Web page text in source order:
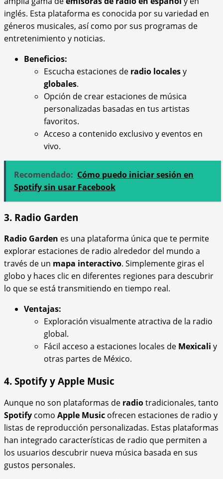
inglés. Esta plataforma es conocida por su variedad en
géneros musicales, así como por sus programas de
entretenimiento y noticias.
Beneficios:
Escucha estaciones de radio localesy
globales.
Opción de crear estaciones de música
personalizadas basadas en tus artistas
favoritos.
Acceso a contenido exclusivo y eventos en
vivo.
Recomendado: Cómo puedo iniciar sesión en
Spotify sin usar Facebook
3. Radio Garden
Radio Garden es una plataforma única que te permite
explorar estaciones de radio alrededor del mundo a
través de un mapa interactivo. Simplemente giras el
globo y haces clic en diferentes regiones para descubrir
lo que se está transmitiendo en tiempo real.
Ventajas:
Exploración visualmente atractiva de la radio
global.
Fácil acceso a estaciones locales de Mexicali y
otras partes de México.
4. Spotify y Apple Music
Aunque no son plataformas de radiotradicionales, tanto
Spotify como Apple Music ofrecen estaciones de radio y
listas de reproducción personalizadas. Estas plataformas
han integrado características de radio que permiten a
los usuarios descubrir nueva música basada en sus
gustos personales.